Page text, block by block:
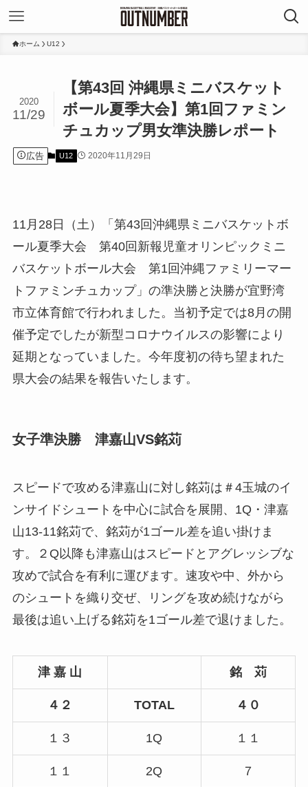
ホーム U12
【第43回 沖縄県ミニバスケット
ボール夏季大会】第1回ファミン
チュカップ男女準決勝レポート
2020
11/29
広告 U12 2020年11月29日
11月28日（土）「第43回沖縄県ミニバスケットボ
ール夏季大会 第40回新報児童オリンピックミニ
バスケットボール大会 第1回沖縄ファミリーマー
トファミンチュカップ」の準決勝と決勝が宜野湾
市立体育館で行われました。当初予定では8月の開
催予定でしたが新型コロナウイルスの影響により
延期となっていました。今年度初の待ち望まれた
県大会の結果を報告いたします。
女子準決勝 津嘉山VS銘苅
スピードで攻める津嘉山に対し銘苅は＃4玉城のイ
ンサイドシュートを中心に試合を展開、1Q・津嘉
山13-11銘苅で、銘苅が1ゴール差を追い掛けま
す。２Q以降も津嘉山はスピードとアグレッシブな
攻めで試合を有利に運びます。速攻や中、外から
のシュートを織り交ぜ、リングを攻め続けながら
最後は追い上げる銘苅を1ゴール差で退けました。
津 嘉 山 銘 苅
４２ TOTAL ４０
１３ 1Q １１
１１ 2Q ７